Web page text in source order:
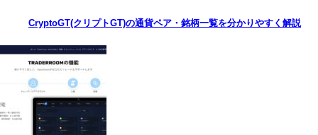
CryptoGT(クリプトGT)の通貨ペア・銘柄一覧を分かりやすく解説